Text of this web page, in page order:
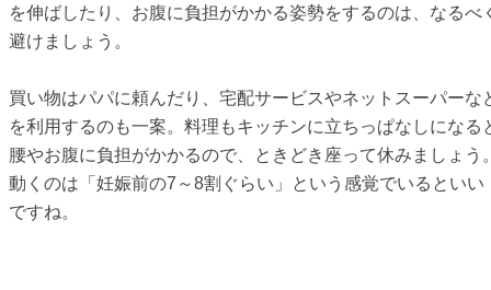
を伸ばしたり、お腹に負担がかかる姿勢をするのは、なるべ
避けましょう。
買い物はパパに頼んだり、宅配サービスやネットスーパーな
を利用するのも一案。料理もキッチンに立ちっぱなしになる
腰やお腹に負担がかかるので、ときどき座って休みましょう
動くのは「妊娠前の7～8割ぐらい」という感覚でいるといい
ですね。